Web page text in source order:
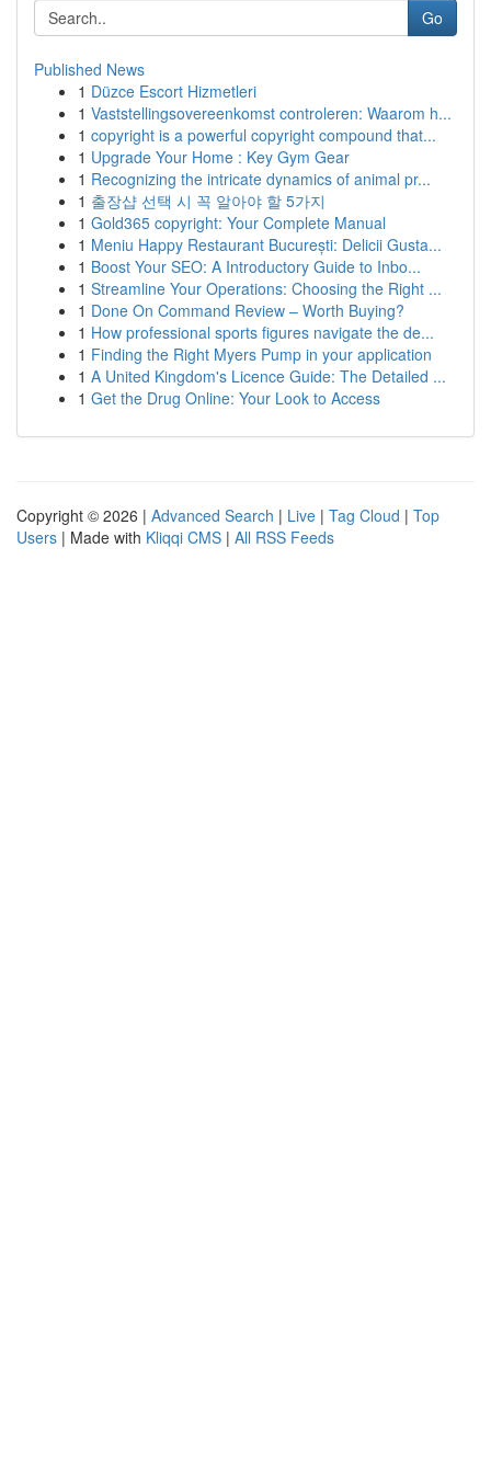
Go
Published News
1 Düzce Escort Hizmetleri
1 Vaststellingsovereenkomst controleren: Waarom h...
1 copyright is a powerful copyright compound that...
1 Upgrade Your Home : Key Gym Gear
1 Recognizing the intricate dynamics of animal pr...
1 출장샵 선택 시 꼭 알아야 할 5가지
1 Gold365 copyright: Your Complete Manual
1 Meniu Happy Restaurant București: Delicii Gusta...
1 Boost Your SEO: A Introductory Guide to Inbo...
1 Streamline Your Operations: Choosing the Right ...
1 Done On Command Review – Worth Buying?
1 How professional sports figures navigate the de...
1 Finding the Right Myers Pump in your application
1 A United Kingdom's Licence Guide: The Detailed ...
1 Get the Drug Online: Your Look to Access
Copyright © 2026 | Advanced Search | Live | Tag Cloud | Top
Users | Made with Kliqqi CMS | All RSS Feeds